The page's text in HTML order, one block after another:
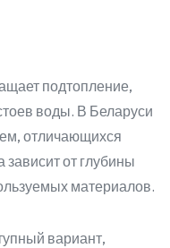
подтопление,
воды. В Беларуси
отличающихся
зависит от глубины
материалов.
вариант,